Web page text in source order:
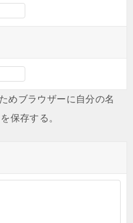
めブラウザーに自分の名
保存する。